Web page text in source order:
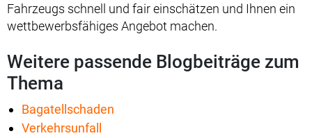
Fahrzeugs schnell und fair einschätzen und Ihnen ein
wettbewerbsfähiges Angebot machen.
Weitere passende Blogbeiträge zum
Thema
Bagatellschaden
Verkehrsunfall